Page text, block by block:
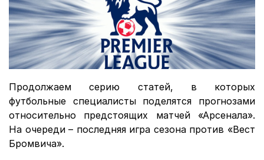
Продолжаем серию статей, в которых
футбольные специалисты поделятся прогнозами
относительно предстоящих матчей «Арсенала».
На очереди – последняя игра сезона против «Вест
Бромвича».